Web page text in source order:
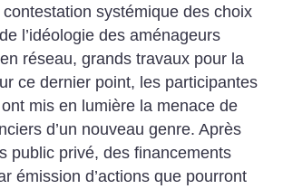
systémique des choix
l’idéologie des aménageurs
réseau, grands travaux pour la
ce dernier point, les participantes
mis en lumière la menace de
d’un nouveau genre. Après
public privé, des financements
émission d’actions que pourront